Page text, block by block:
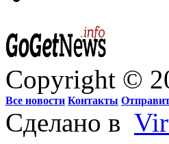
Copyright ©
Все новости Контакты
Сделано в